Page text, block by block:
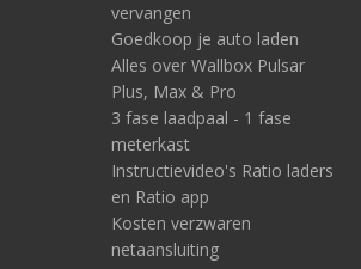
vervangen
Goedkoop je auto laden
Alles over Wallbox Pulsar
Plus, Max & Pro
3 fase laadpaal - 1 fase
meterkast
Instructievideo's Ratio laders
en Ratio app
Kosten verzwaren
netaansluiting